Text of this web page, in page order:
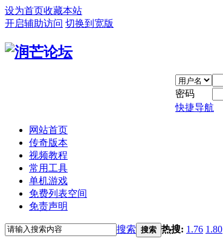
设为首页收藏本站
开启辅助访问 切换到宽版
密码
快捷导航
网站首页
传奇版本
视频教程
常用工具
单机游戏
免费列表空间
免责声明
搜索 搜索 热搜: 1.76 1.80